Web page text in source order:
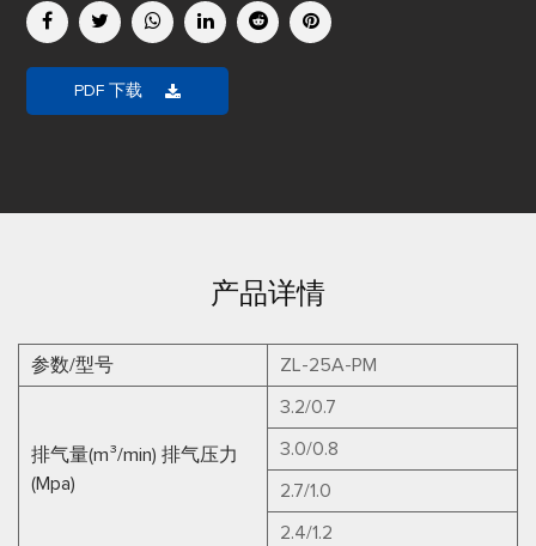
PDF 下载
产品详情
参数/型号 ZL-25A-PM
排气量(m³/min) 排气压力
(Mpa)
3.2/0.7
3.0/0.8
2.7/1.0
2.4/1.2